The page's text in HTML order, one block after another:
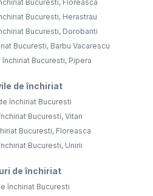
Bucuresti, Floreasca
Bucuresti, Herastrau
Bucuresti, Dorobanti
Bucuresti, Barbu Vacarescu
Bucuresti, Pipera
de închiriat
închiriat Bucuresti
Bucuresti, Vitan
Bucuresti, Floreasca
Bucuresti, Unirii
de închiriat
închiriat Bucuresti